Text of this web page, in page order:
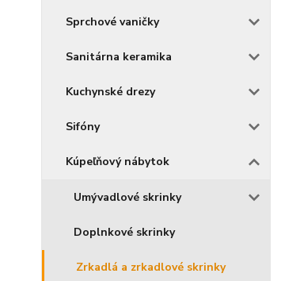
Sprchové vaničky
Sanitárna keramika
Kuchynské drezy
Sifóny
Kúpeľňový nábytok
Umývadlové skrinky
Doplnkové skrinky
Zrkadlá a zrkadlové skrinky